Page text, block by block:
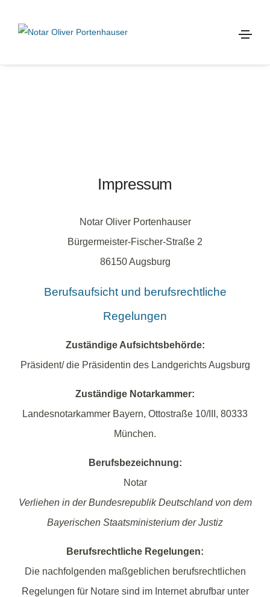
Impressum
Notar Oliver Portenhauser
Bürgermeister-Fischer-Straße 2
86150 Augsburg
Berufsaufsicht und berufsrechtliche
Regelungen
Zuständige Aufsichtsbehörde:
Präsident/ die Präsidentin des Landgerichts Augsburg
Zuständige Notarkammer:
Landesnotarkammer Bayern, Ottostraße 10/III, 80333
München.
Berufsbezeichnung:
Notar
Verliehen in der Bundesrepublik Deutschland von dem
Bayerischen Staatsministerium der Justiz
Berufsrechtliche Regelungen:
Die nachfolgenden maßgeblichen berufsrechtlichen
Regelungen für Notare sind im Internet abrufbar unter